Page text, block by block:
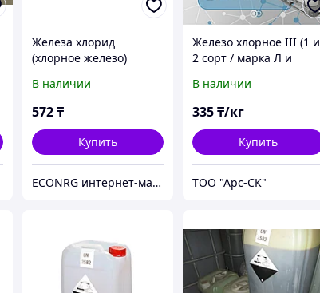
Железа хлорид
(хлорное железо)
В наличии
572₸
Купить
ECONRG интернет-магазин
Железо хлорное III (1 и
2 сорт / марка Л и
В наличии
335₸/кг
Купить
ТОО "Арс-СК"